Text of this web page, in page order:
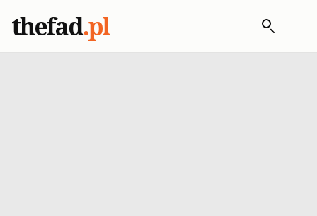
thefad.pl